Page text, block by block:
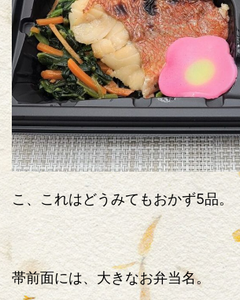
こ、これはどうみてもおかず5品。
帯前面には、大きなお弁当名。